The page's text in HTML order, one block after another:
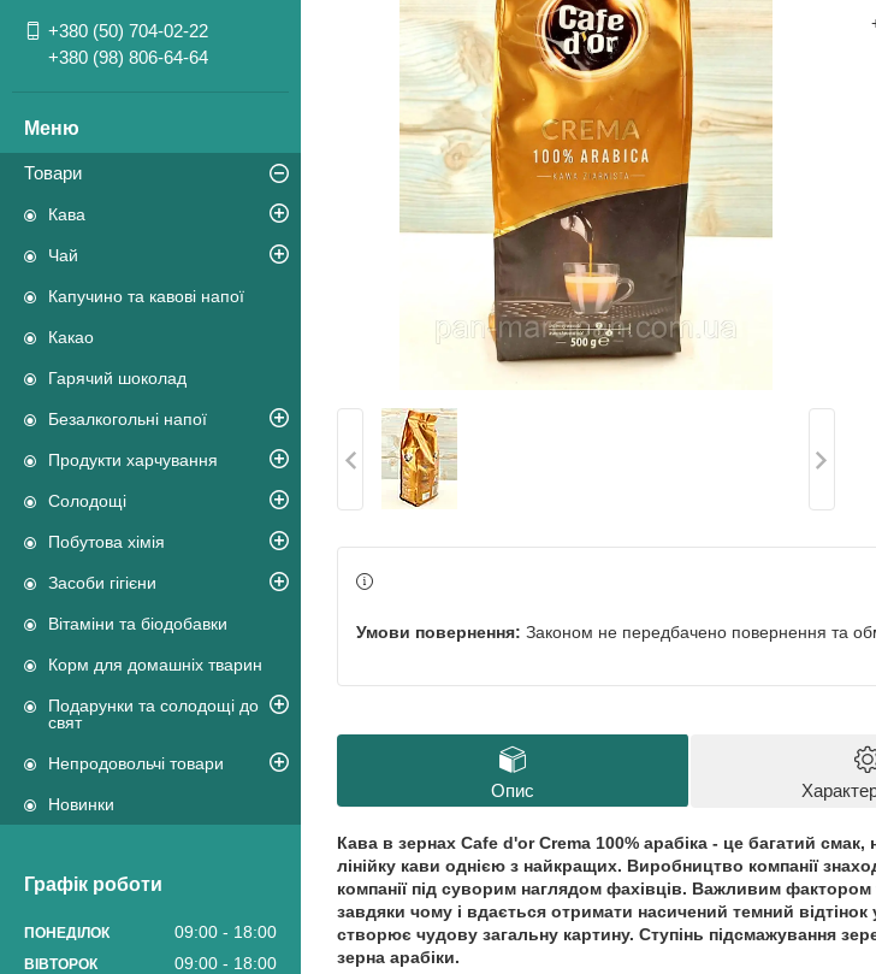
+380 (50) 704-02-22
+380 (98) 806-64-64
Товари
Кава
Чай
Капучино та кавові напої
Какао
Гарячий шоколад
Безалкогольні напої
Продукти харчування
Солодощі
Побутова хімія
Засоби гігієни
Вітаміни та біодобавки
Корм для домашніх тварин
Подарунки та солодощі до
свят
Непродовольчі товари
Новинки
Графік роботи
ПОНЕДІЛОК 09:00 18:00
ВІВТОРОК 09:00 18:00
Законом не передбачено повернення та
Опис
Кава в зернах Cafe d'or Crema 100% арабіка - це багатий
лінійку кави однією з найкращих. Виробництво компанії
компанії під суворим наглядом фахівців. Важливим фактором
завдяки чому і вдається отримати насичений темний
створює чудову загальну картину. Ступінь підсмажування
зерна арабіки.